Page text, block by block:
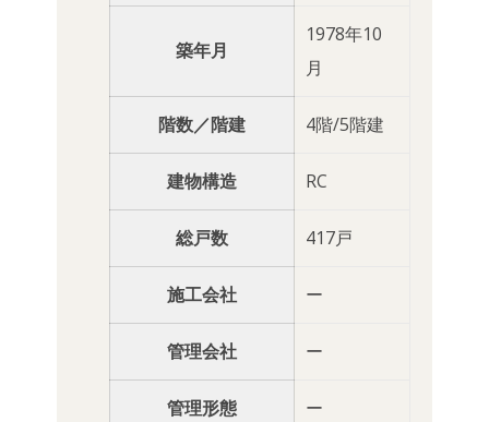
築年月
1978年10
月
階数／階建 4階/5階建
建物構造 RC
総戸数 417戸
施工会社 ー
管理会社 ー
管理形態 ー